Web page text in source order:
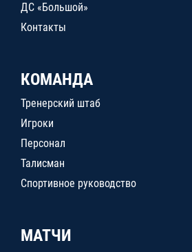
ДС «Большой»
Контакты
КОМАНДА
Тренерский штаб
Игроки
Персонал
Талисман
Спортивное руководство
МАТЧИ